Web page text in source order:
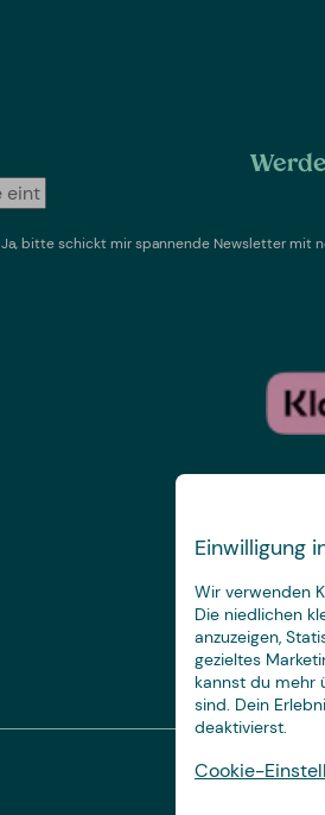
Einwilligung
Wir verwenden
Die niedlichen
anzuzeigen,
gezieltes
kannst du mehr
sind. Dein
deaktivierst.
Cookie-
Ja, bitte schickt mir spannende Newsletter mit